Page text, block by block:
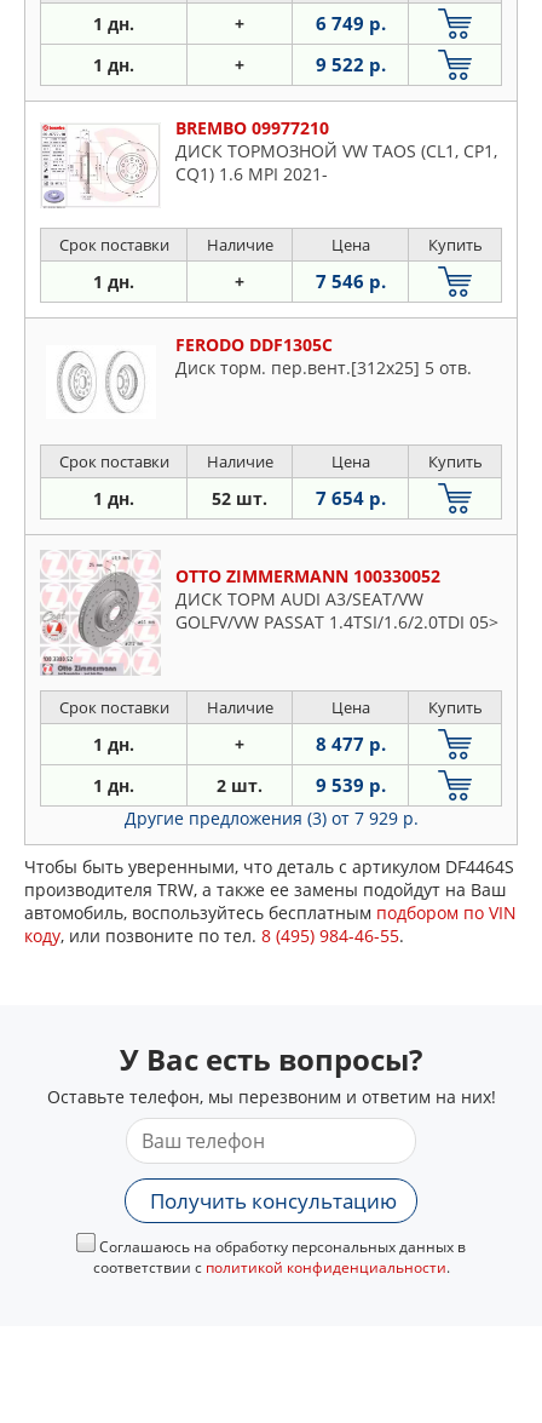
1 дн. + 6 749 р.
1 дн. + 9 522 р.
BREMBO 09977210
ДИСК ТОРМОЗНОЙ VW TAOS (CL1, CP1,
CQ1) 1.6 MPI 2021-
Срок поставки Наличие Цена Купить
1 дн. + 7 546 р.
FERODO DDF1305C
Диск торм. пер.вент.[312x25] 5 отв.
Срок поставки Наличие Цена Купить
1 дн. 52 шт. 7 654 р.
OTTO ZIMMERMANN 100330052
ДИСК ТОРМ AUDI A3/SEAT/VW
GOLFV/VW PASSAT 1.4TSI/1.6/2.0TDI 05>
Срок поставки Наличие Цена Купить
1 дн. + 8 477 р.
1 дн. 2 шт. 9 539 р.
Другие предложения (3) от 7 929 р.
Чтобы быть уверенными, что деталь с артикулом DF4464S
производителя TRW, а также ее замены подойдут на Ваш
автомобиль, воспользуйтесь бесплатным подбором по VIN
коду, или позвоните по тел. 8 (495) 984-46-55.
У Вас есть вопросы?
Оставьте телефон, мы перезвоним и ответим на них!
Получить консультацию
Соглашаюсь на обработку персональных данных в
соответствии с политикой конфиденциальности.